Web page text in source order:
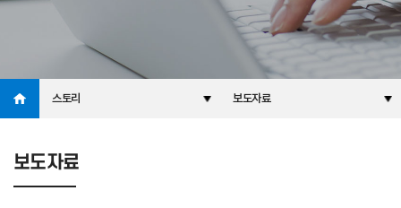
스토리 보도자료
보도자료